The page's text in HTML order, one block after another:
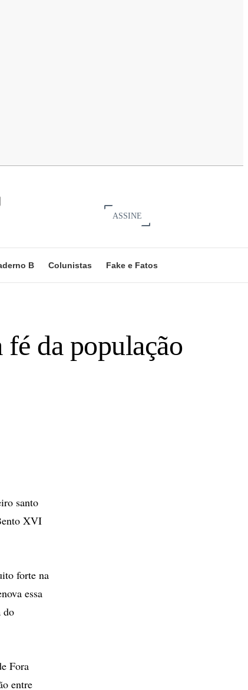
ASSINE
B Colunistas Fake e Fatos
da população
santo
XVI
forte na
essa
do
Fora
entre